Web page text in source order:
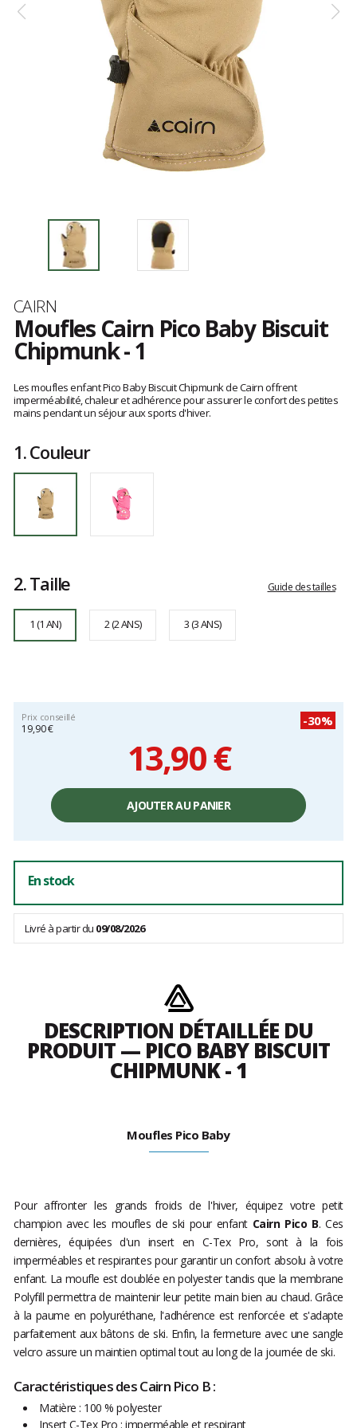
Marque
CAIRN
Moufles Cairn Pico Baby Biscuit
Chipmunk - 1
1
avis
clients
Les moufles enfant Pico Baby Biscuit Chipmunk de Cairn offrent
imperméabilité, chaleur et adhérence pour assurer le confort des petites
mains pendant un séjour aux sports d'hiver.
1.Couleur
2.Taille Guide des tailles
1 (1 AN) 2 (2 ANS) 3 (3 ANS)
Prix conseillé
19,90 €
-30%
13,90 €
unitaire,
AJOUTER AU PANIER
En stock
Livré à partir du 09/08/2026
DESCRIPTION DÉTAILLÉE DU
PRODUIT — PICO BABY BISCUIT
CHIPMUNK - 1
Moufles Pico Baby
Pour affronter les grands froids de l'hiver, équipez votre petit
champion avec les moufles de ski pour enfant Cairn Pico B. Ces
dernières, équipées d'un insert en C-Tex Pro, sont à la fois
imperméables et respirantes pour garantir un confort absolu à votre
enfant. La moufle est doublée en polyester tandis que la membrane
Polyfill permettra de maintenir leur petite main bien au chaud. Grâce
à la paume en polyuréthane, l'adhérence est renforcée et s'adapte
parfaitement aux bâtons de ski. Enfin, la fermeture avec une sangle
velcro assure un maintien optimal tout au long de la journée de ski.
Caractéristiques des Cairn Pico B :
Matière : 100 % polyester
Insert C-Tex Pro : imperméable et respirant